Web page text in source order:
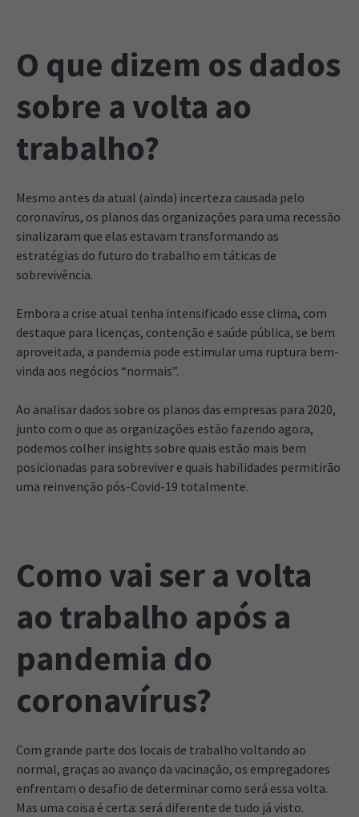
O que dizem os dados
sobre a volta ao
trabalho?
Mesmo antes da atual (ainda) incerteza causada pelo
coronavírus, os planos das organizações para uma recessão
sinalizaram que elas estavam transformando as
estratégias do futuro do trabalho em táticas de
sobrevivência.
Embora a crise atual tenha intensificado esse clima, com
destaque para licenças, contenção e saúde pública, se bem
aproveitada, a pandemia pode estimular uma ruptura bem-
vinda aos negócios “normais”.
Ao analisar dados sobre os planos das empresas para 2020,
junto com o que as organizações estão fazendo agora,
podemos colher insights sobre quais estão mais bem
posicionadas para sobreviver e quais habilidades permitirão
uma reinvenção pós-Covid-19 totalmente.
Como vai ser a volta
ao trabalho após a
pandemia do
coronavírus?
Com grande parte dos locais de trabalho voltando ao
normal, graças ao avanço da vacinação, os empregadores
enfrentam o desafio de determinar como será essa volta.
Mas uma coisa é certa: será diferente de tudo já visto.